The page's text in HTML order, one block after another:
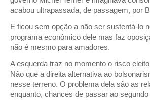
acabou ultrapassada, de passagem, por
E ficou sem opção a não ser sustentá-lo
programa econômico dele mas faz
não é mesmo para amadores.
A esquerda traz no momento o risco
Não que a direita alternativa ao
nesse terreno. O problema dela são as
enquanto, chances de passar ao